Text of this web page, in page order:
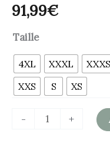
91,99€
Taille
4XL XXXL XXXS
XXS
S XS
- +